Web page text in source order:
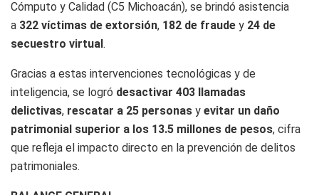
Cómputo y Calidad (C5 Michoacán), se brindó asistencia
a 322 víctimas de extorsión, 182 de fraude y 24 de
secuestro virtual .
Gracias a estas intervenciones tecnológicas y de
inteligencia, se logró desactivar 403 llamadas
delictivas, rescatar a 25 personas y evitar un daño
patrimonial superior a los 13.5 millones de pesos, cifra
que refleja el impacto directo en la prevención de delitos
patrimoniales.